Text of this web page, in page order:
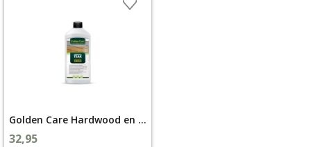
Teak woonprogramma’s
Teak onderhoudsproducten
Contact
Golden Care Hardwood en Teak Shield
32,95